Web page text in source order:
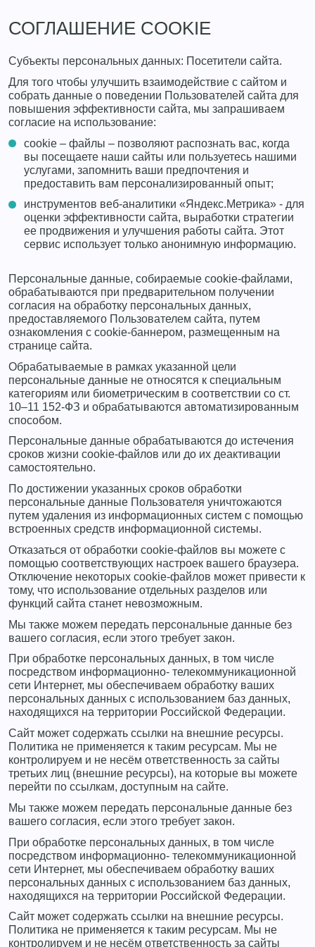
СОГЛАШЕНИЕ COOKIE
Субъекты персональных данных: Посетители сайта.
Для того чтобы улучшить взаимодействие с сайтом и
собрать данные о поведении Пользователей сайта для
повышения эффективности сайта, мы запрашиваем
согласие на использование:
cookie – файлы – позволяют распознать вас, когда
вы посещаете наши сайты или пользуетесь нашими
услугами, запомнить ваши предпочтения и
предоставить вам персонализированный опыт;
инструментов веб-аналитики «Яндекс.Метрика» - для
оценки эффективности сайта, выработки стратегии
ее продвижения и улучшения работы сайта. Этот
сервис использует только анонимную информацию.
Персональные данные, собираемые cookie-файлами,
обрабатываются при предварительном получении
согласия на обработку персональных данных,
предоставляемого Пользователем сайта, путем
ознакомления с cookie-баннером, размещенным на
странице сайта.
Обрабатываемые в рамках указанной цели
персональные данные не относятся к специальным
категориям или биометрическим в соответствии со ст.
10–11 152-ФЗ и обрабатываются автоматизированным
способом.
Персональные данные обрабатываются до истечения
сроков жизни cookie-файлов или до их деактивации
самостоятельно.
По достижении указанных сроков обработки
персональные данные Пользователя уничтожаются
путем удаления из информационных систем с помощью
встроенных средств информационной системы.
Отказаться от обработки cookie-файлов вы можете с
помощью соответствующих настроек вашего браузера.
Отключение некоторых cookie-файлов может привести к
тому, что использование отдельных разделов или
функций сайта станет невозможным.
Мы также можем передать персональные данные без
вашего согласия, если этого требует закон.
При обработке персональных данных, в том числе
посредством информационно- телекоммуникационной
сети Интернет, мы обеспечиваем обработку ваших
персональных данных с использованием баз данных,
находящихся на территории Российской Федерации.
Сайт может содержать ссылки на внешние ресурсы.
Политика не применяется к таким ресурсам. Мы не
контролируем и не несём ответственность за сайты
третьих лиц (внешние ресурсы), на которые вы можете
перейти по ссылкам, доступным на сайте.
Мы также можем передать персональные данные без
вашего согласия, если этого требует закон.
При обработке персональных данных, в том числе
посредством информационно- телекоммуникационной
сети Интернет, мы обеспечиваем обработку ваших
персональных данных с использованием баз данных,
находящихся на территории Российской Федерации.
Сайт может содержать ссылки на внешние ресурсы.
Политика не применяется к таким ресурсам. Мы не
контролируем и не несём ответственность за сайты